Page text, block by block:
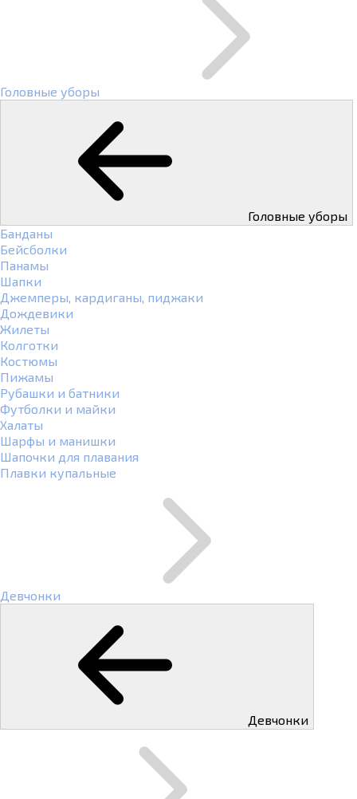
Головные уборы
Головные уборы
Банданы
Бейсболки
Панамы
Шапки
Джемперы, кардиганы, пиджаки
Дождевики
Жилеты
Колготки
Костюмы
Пижамы
Рубашки и батники
Футболки и майки
Халаты
Шарфы и манишки
Шапочки для плавания
Плавки купальные
Девчонки
Девчонки